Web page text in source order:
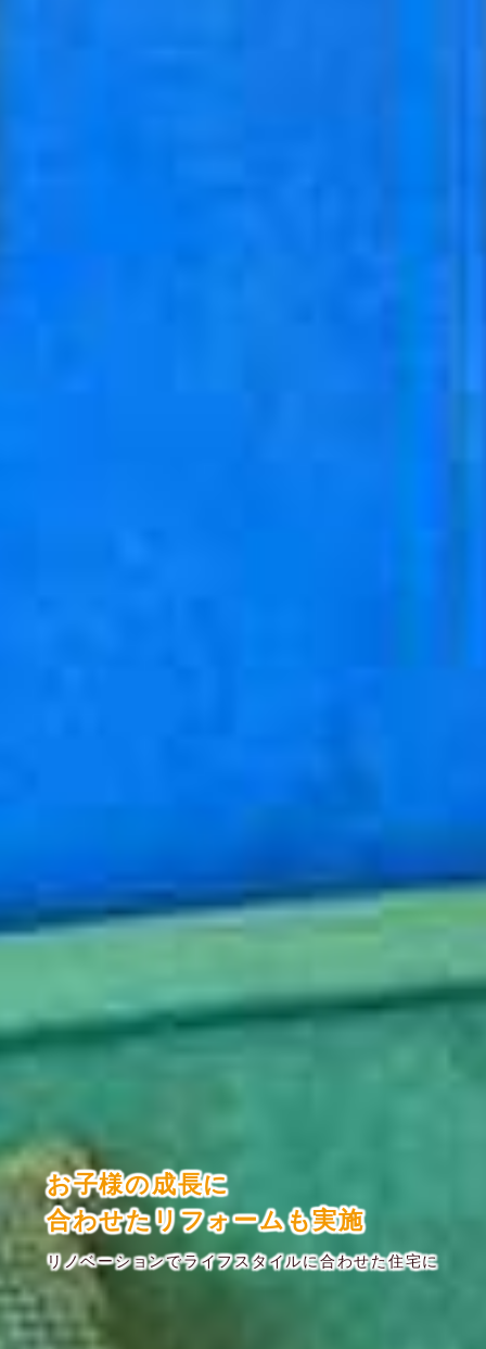
お子様の成長に
合わせたリフォームも実施
リノベーションでライフスタイルに合わせた住宅に